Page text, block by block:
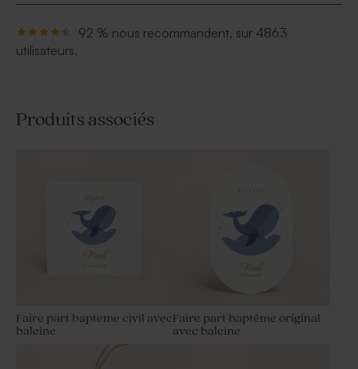
92 % nous recommandent, sur 4863
utilisateurs.
Produits associés
Faire part bapteme civil avec
baleine
Faire part baptême original
avec baleine